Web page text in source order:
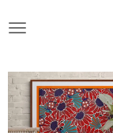
au
principal